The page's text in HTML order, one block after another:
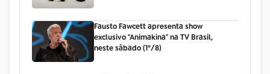
Fausto Fawcett apresenta show
exclusivo "Animakina" na TV Brasil,
neste sábado (1º/8)